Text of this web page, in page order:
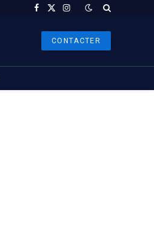
Facebook
X
Instagram
CONTACTER